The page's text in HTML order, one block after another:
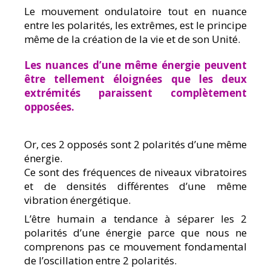
Le mouvement ondulatoire tout en nuance
entre les polarités, les extrêmes, est le principe
même de la création de la vie et de son Unité.
Les nuances d’une même énergie peuvent
être tellement éloignées que les deux
extrémités paraissent complètement
opposées.
Or, ces 2 opposés sont 2 polarités d’une même
énergie.
Ce sont des fréquences de niveaux vibratoires
et de densités différentes d’une même
vibration énergétique.
L’être humain a tendance à séparer les 2
polarités d’une énergie parce que nous ne
comprenons pas ce mouvement fondamental
de l’oscillation entre 2 polarités.